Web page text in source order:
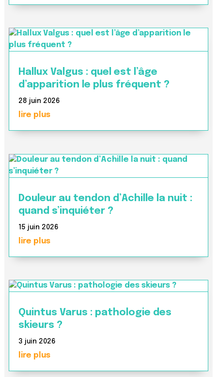
Hallux Valgus : quel est l’âge
d’apparition le plus fréquent ?
28 juin 2026
lire plus
Douleur au tendon d’Achille la nuit :
quand s’inquiéter ?
15 juin 2026
lire plus
Quintus Varus : pathologie des
skieurs ?
3 juin 2026
lire plus